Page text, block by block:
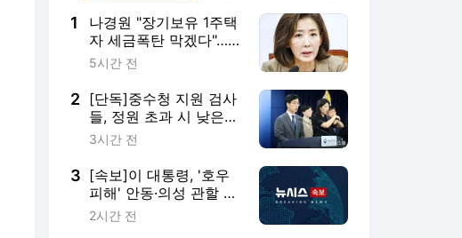
1
나경원 "장기보유 1주택
자 세금폭탄 막겠다"…
소득세법 개정안 발의
5시간 전
2 [단독]중수청 지원 검사
들, 정원 초과 시 낮은
계급 임용…희망지 못
3시간 전
3 [속보]이 대통령, '호우
피해' 안동·의성 관할 4
개 면 특별재난지역 선
2시간 전